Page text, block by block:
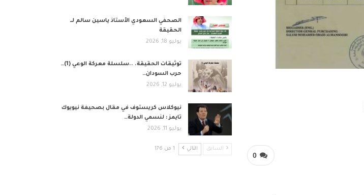
0
الصحفي السعودي الأستاذ ياسين سالم لــ
الحقيقة
يوليو 18, 2026
توثيقات الحقيقة. ..سلسلة معركة الوعي (1)…
حرب السودان…
يوليو 12, 2026
نيوكلاس كريستوف في مقال بصحيفة نيويوك
تايمز : لنسمي الدولة…
يوليو 11, 2026
السابق التالي 1 من 176